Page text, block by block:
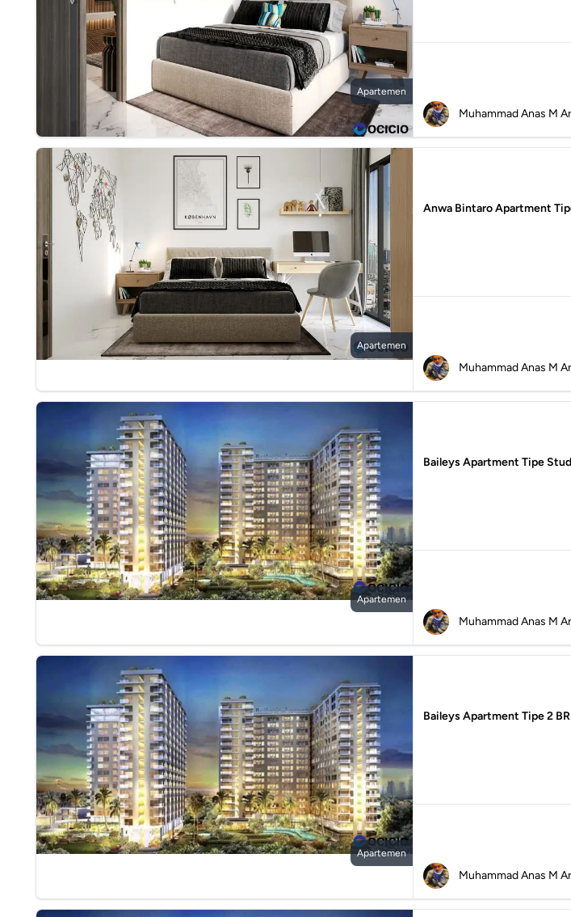
Apartemen
Muhammad Anas M
Apartemen
Anwa Bintaro Apartment
Muhammad Anas M
Apartemen
Baileys Apartment Tipe
Muhammad Anas M
Apartemen
Baileys Apartment Tipe 2 BR
Muhammad Anas M